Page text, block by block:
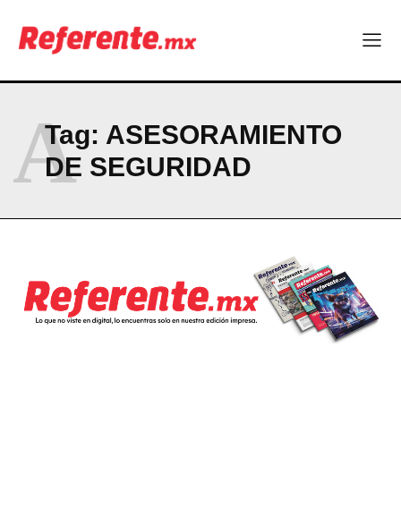
Company
ABOUT
CONTACT
PRIVACY POLICY
NEWSLETTER
Tag: ASESORAMIENTO
DE SEGURIDAD
A